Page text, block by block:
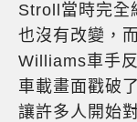
Stroll當時完全
也沒有改變，
Williams車手
車載畫面戳破
讓許多人開始